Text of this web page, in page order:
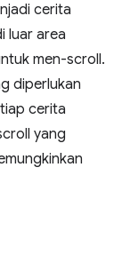
cerita
luar area
men-scroll.
diperlukan
cerita
yang